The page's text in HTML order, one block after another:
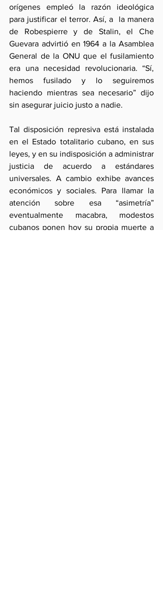
orígenes empleó la razón ideológica
para justificar el terror. Así, a  la manera
de Robespierre y de Stalin, el Che
Guevara advirtió en 1964 a la Asamblea
General de la ONU que el fusilamiento
era una necesidad revolucionaria. “Sí,
hemos fusilado y lo seguiremos
haciendo mientras sea necesario” dijo
sin asegurar juicio justo a nadie.
Tal disposición represiva está instalada
en el Estado totalitario cubano, en sus
leyes, y en su indisposición a administrar
justicia de acuerdo a estándares
universales. A cambio exhibe avances
económicos y sociales. Para llamar la
atención sobre esa “asimetría”
eventualmente macabra, modestos
cubanos ponen hoy su propia muerte a